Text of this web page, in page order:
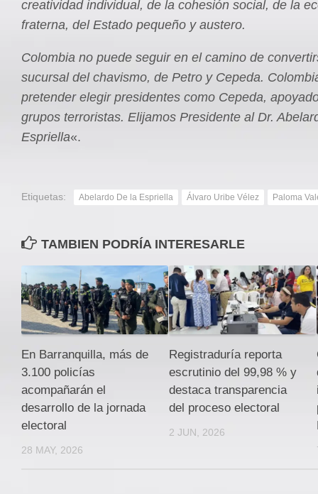
creatividad individual, de la cohesión social, de la
fraterna, del Estado pequeño y austero.
Colombia no puede seguir en el camino de
sucursal del chavismo, de Petro y Cepeda.
pretender elegir presidentes como Cepeda,
grupos terroristas. Elijamos Presidente al Dr.
Espriella«.
Etiquetas: Abelardo De la Espriella Álvaro Uribe Vélez Paloma
TAMBIEN PODRÍA INTERESARLE
En Barranquilla, más de
3.100 policías
acompañarán el
desarrollo de la jornada
electoral
28 MAY, 2026
Registraduría reporta
escrutinio del 99,98 % y
destaca transparencia
del proceso electoral
2 JUN, 2026